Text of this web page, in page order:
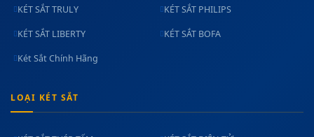
KÉT SẮT TRULY KÉT SẮT PHILIPS
KÉT SẮT LIBERTY KÉT SẮT BOFA
Két Sắt Chính Hãng
LOẠI KÉT SẮT